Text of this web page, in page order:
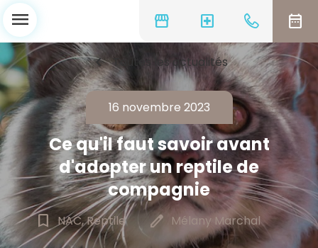
storefront local_hospital date_range
menu
chevron_left Toutes les actualités
16 novembre 2023
Ce qu'il faut savoir avant
d'adopter un reptile de
compagnie
bookmark_border NAC, Reptile edit Mélany Marchal